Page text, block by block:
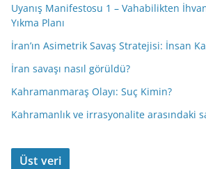
Uyanış Manifestosu 1 – Vahabilikten
Yıkma Planı
İran’ın Asimetrik Savaş Stratejisi: İnsan
İran savaşı nasıl görüldü?
Kahramanmaraş Olayı: Suç Kimin?
Kahramanlık ve irrasyonalite arasındaki
Üst veri